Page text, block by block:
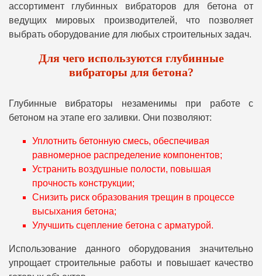
ассортимент глубинных вибраторов для бетона от
ведущих мировых производителей, что позволяет
выбрать оборудование для любых строительных задач.
Для чего используются глубинные
вибраторы для бетона?
Глубинные вибраторы незаменимы при работе с
бетоном на этапе его заливки. Они позволяют:
Уплотнить бетонную смесь, обеспечивая
равномерное распределение компонентов;
Устранить воздушные полости, повышая
прочность конструкции;
Снизить риск образования трещин в процессе
высыхания бетона;
Улучшить сцепление бетона с арматурой.
Использование данного оборудования значительно
упрощает строительные работы и повышает качество